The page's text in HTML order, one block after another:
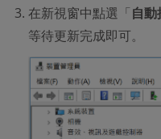
在新視窗中點選「自
等待更新完成即可。